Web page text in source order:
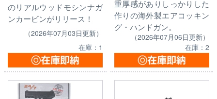
のリアルウッドモシンナガ
ンカービンがリリース！
（2026年07月03日更新）
在庫：1
重厚感がありしっかりした
作りの海外製エアコッキン
グ・ハンドガン。
（2026年07月06日更新）
在庫：2